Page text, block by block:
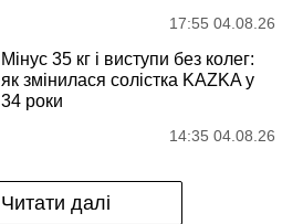
17:55 04.08.26
Мінус 35 кг і виступи без колег:
як змінилася солістка KAZKA у
34 роки
14:35 04.08.26
Читати далі